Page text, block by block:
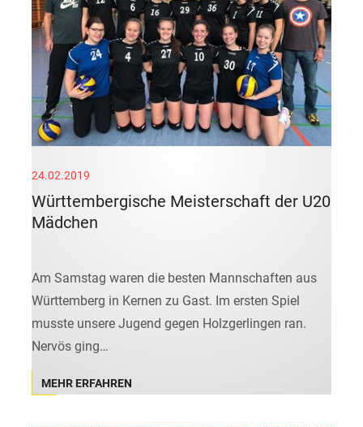
24.02.2019
Württembergische Meisterschaft der U20
Mädchen
Am Samstag waren die besten Mannschaften aus
Württemberg in Kernen zu Gast. Im ersten Spiel
musste unsere Jugend gegen Holzgerlingen ran.
Nervös ging…
MEHR ERFAHREN